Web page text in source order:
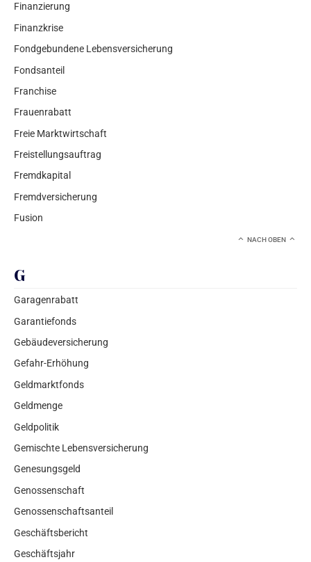
Finanzierung
Finanzkrise
Fondgebundene Lebensversicherung
Fondsanteil
Franchise
Frauenrabatt
Freie Marktwirtschaft
Freistellungsauftrag
Fremdkapital
Fremdversicherung
Fusion
NACH OBEN
G
Garagenrabatt
Garantiefonds
Gebäudeversicherung
Gefahr-Erhöhung
Geldmarktfonds
Geldmenge
Geldpolitik
Gemischte Lebensversicherung
Genesungsgeld
Genossenschaft
Genossenschaftsanteil
Geschäftsbericht
Geschäftsjahr